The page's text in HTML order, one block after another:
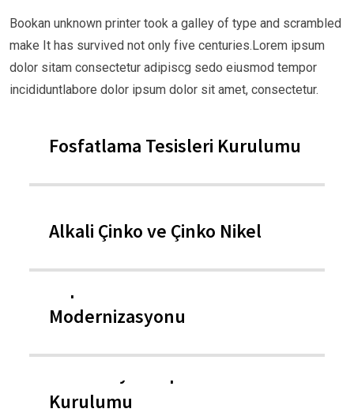
Bookan unknown printer took a galley of type and scrambled
make It has survived not only five centuries.Lorem ipsum
dolor sitam consectetur adipiscg sedo eiusmod tempor
incididuntlabore dolor ipsum dolor sit amet, consectetur.
Fosfatlama Tesisleri Kurulumu
Alkali Çinko ve Çinko Nikel
Modernizasyonu
Kurulumu